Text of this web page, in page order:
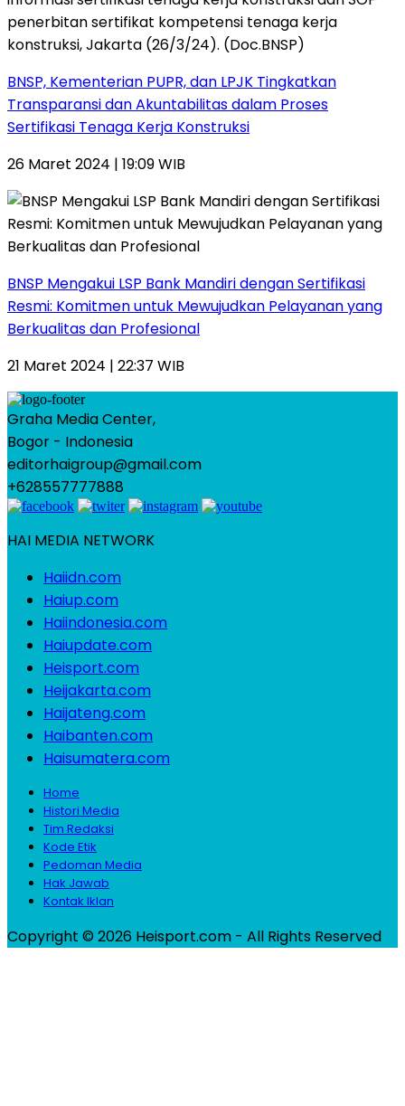
BNSP, Kementerian PUPR, dan LPJK Tingkatkan
Transparansi dan Akuntabilitas dalam Proses
Sertifikasi Tenaga Kerja Konstruksi
26 Maret 2024 | 19:09 WIB
BNSP Mengakui LSP Bank Mandiri dengan Sertifikasi
Resmi: Komitmen untuk Mewujudkan Pelayanan yang
Berkualitas dan Profesional
21 Maret 2024 | 22:37 WIB
Graha Media Center,
Bogor - Indonesia
editorhaigroup@gmail.com
+628557777888
HAI MEDIA NETWORK
Haiidn.com
Haiup.com
Haiindonesia.com
Haiupdate.com
Heisport.com
Heijakarta.com
Haijateng.com
Haibanten.com
Haisumatera.com
Home
Histori Media
Tim Redaksi
Kode Etik
Pedoman Media
Hak Jawab
Kontak Iklan
Copyright © 2026 Heisport.com - All Rights Reserved